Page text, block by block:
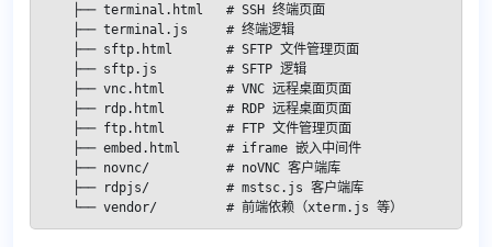
    ├── terminal.html   # SSH 终端页面
    ├── terminal.js     # 终端逻辑
    ├── sftp.html       # SFTP 文件管理页面
    ├── sftp.js         # SFTP 逻辑
    ├── vnc.html        # VNC 远程桌面页面
    ├── rdp.html        # RDP 远程桌面页面
    ├── ftp.html        # FTP 文件管理页面
    ├── embed.html      # iframe 嵌入中间件
    ├── novnc/          # noVNC 客户端库
    ├── rdpjs/          # mstsc.js 客户端库
    └── vendor/         # 前端依赖（xterm.js 等）